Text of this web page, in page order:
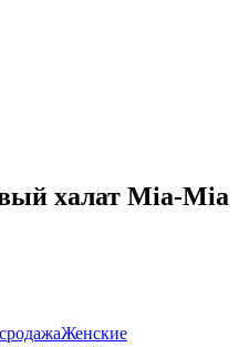
халат Mia-Mia
Женские